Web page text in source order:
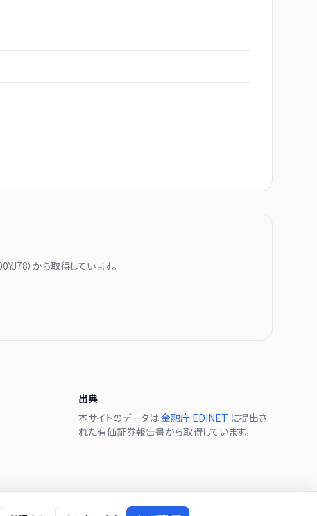
）から取得しています。
出典
本サイトのデータは金融庁 EDINET に提出さ
れた有価証券報告書から取得しています。